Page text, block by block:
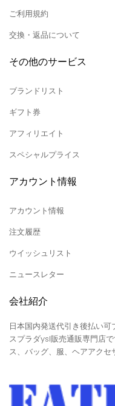
ご利用規約
交換・返品について
その他のサービス
ブランドリスト
ギフト券
アフィリエイト
スペシャルプライス
アカウント情報
アカウント情報
注文履歴
ウイッシュリスト
ニュースレター
会社紹介
日本国内発送代引き後払い
スプラダysl販売通販専門店
ス、バッグ、服、ヘアアク